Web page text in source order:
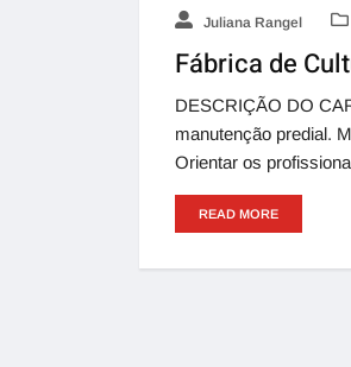
Juliana Rangel
Fábrica de
DESCRIÇÃO DO
manutenção predial.
Orientar os
READ MORE